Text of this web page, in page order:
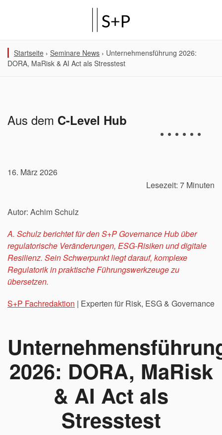
Startseite › Seminare News › Unternehmensführung 2026:
DORA, MaRisk & AI Act als Stresstest
Aus dem C-Level Hub
16. März 2026
Lesezeit: 7 Minuten
Autor: Achim Schulz
A. Schulz berichtet für den S+P Governance Hub über
regulatorische Veränderungen, ESG-Risiken und digitale
Resilienz. Sein Schwerpunkt liegt darauf, komplexe
Regulatorik in praktische Führungswerkzeuge zu
übersetzen.
S+P Fachredaktion | Experten für Risk, ESG & Governance
2026: DORA, MaRisk
& AI Act als
Stresstest